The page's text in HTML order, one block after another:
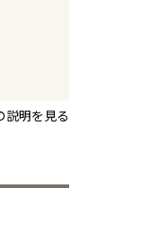
説明を見る